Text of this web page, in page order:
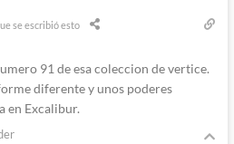
se escribió esto
91 de esa coleccion de vertice.
diferente y unos poderes
en Excalibur.